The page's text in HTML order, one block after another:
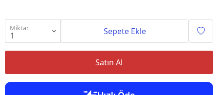
Miktar Sepete Ekle
Satın Al